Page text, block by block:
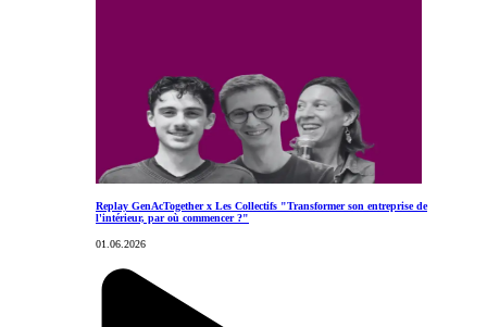
Replay GenAcTogether x Les Collectifs "Transformer son entreprise de
l'intérieur, par où commencer ?"
01.06.2026